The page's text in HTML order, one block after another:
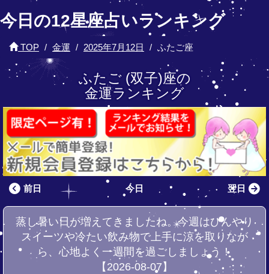
今日の12星座占いランキング
TOP 金運 2025年7月12日 ふたご座
ふたご (双子)座の
金運ランキング
前日 今日 翌日
蒸し暑い日が増えてきましたね。今週はひんやり
スイーツや冷たい飲み物で上手に涼を取りなが
ら、心地よく一週間を過ごしましょう！
【2026-08-07】